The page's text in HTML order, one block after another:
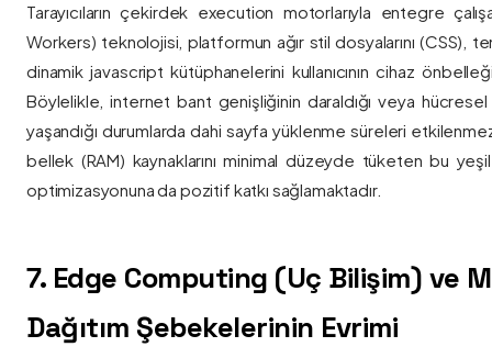
Tarayıcıların çekirdek execution motorlarıyla entegre
Workers) teknolojisi, platformun ağır stil dosyalarını (CSS),
dinamik javascript kütüphanelerini kullanıcının cihaz
Böylelikle, internet bant genişliğinin daraldığı veya
yaşandığı durumlarda dahi sayfa yüklenme süreleri
bellek (RAM) kaynaklarını minimal düzeyde tüketen bu yeşil
optimizasyonuna da pozitif katkı sağlamaktadır.
7. Edge Computing (Uç Bilişim) ve
Dağıtım Şebekelerinin Evrimi